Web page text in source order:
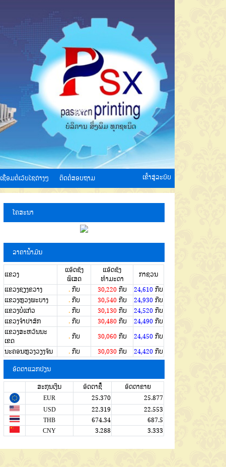
ເຊື່ອມຕໍ່ເວັບໄຊຕ່າງໆ ຕິດຕໍ່ສອບຖາມ ເຂົ້າສູ່ລະບົບ
ໂຄສະນາ
ລາຄານໍ້າມັນ
ແຂວງ
ແອັດຊັງ
ພິເສດ
ແອັດຊັງ
ທຳມະດາ
ກາຊວນ
ແຂວງຊຽງຂວາງ
.ກີບ 30,220ກີບ 24,610 ກີບ
ແຂວງຫຼວງພະບາງ
.ກີບ 30,540ກີບ 24,930 ກີບ
ແຂວງບໍ່ແກ້ວ
.ກີບ 30,130ກີບ 24,520 ກີບ
ແຂວງຈໍາປາສັກ
.ກີບ 30,480ກີບ 24,490 ກີບ
ແຂວງສະຫວັນນະ
ເຂດ
.ກີບ 30,060ກີບ 24,450 ກີບ
ນະຄອນຫຼວງວຽງຈັນ
.ກີບ 30,030ກີບ 24,420 ກີບ
ອັດຕາແລກປ່ຽນ
ສະກຸນເງີນ ອັດຕາຊື້
ອັດຕາຂາຍ
EUR
25.370
25.877
USD
22.319
22.553
THB
674.34
687.5
CNY
3.288 3.333